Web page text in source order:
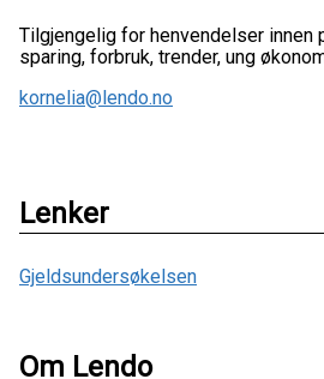
Tilgjengelig for henvendelser innen
sparing, forbruk, trender, ung
kornelia@lendo.no
Lenker
Gjeldsundersøkelsen
Om Lendo